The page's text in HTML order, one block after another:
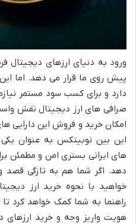
ورود به دنیای ارزهای دیجیتال
پیش روی ما قرار می دهد. اما
دارد و برای کسب سود مستمر
صرافی های ارز دیجیتال نقش
امکان خرید و فروش این دارایی
این بین نوبیتکس به عنوان یکی
های ایرانی بستری امن و مطمئن
دهد. اگر شما هم به تازگی قصد
خواهید با نحوه خرید ارز
راهنما به شما کمک خواهد کرد
هویت واریز وجه و خرید ارزهای